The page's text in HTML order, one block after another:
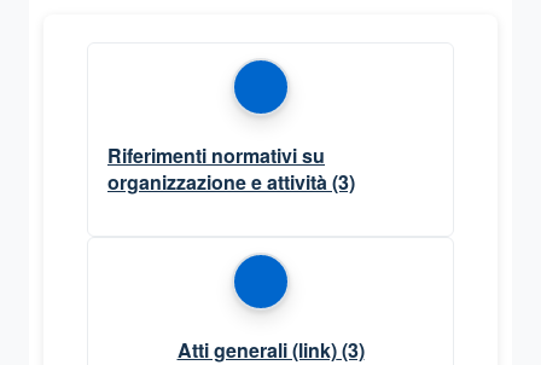
Riferimenti normativi su
organizzazione e attività (3)
Atti generali (link)(3)